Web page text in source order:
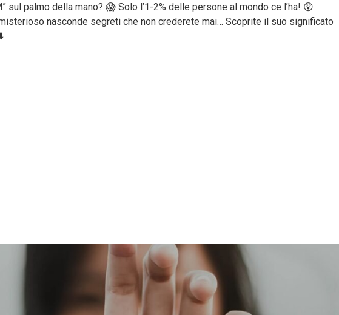
sul palmo della mano? 😱 Solo l’1-2% delle persone al mondo ce l’ha! 😲
nasconde segreti che non crederete mai… Scoprite il suo significato